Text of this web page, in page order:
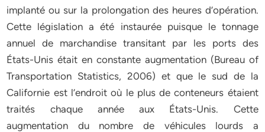
implanté ou sur la prolongation des heures d’opération.
Cette législation a été instaurée puisque le tonnage
annuel de marchandise transitant par les ports des
États-Unis était en constante augmentation (Bureau of
Transportation Statistics, 2006) et que le sud de la
Californie est l’endroit où le plus de conteneurs étaient
traités chaque année aux États-Unis. Cette
augmentation du nombre de véhicules lourds a